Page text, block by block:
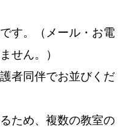
す。（メール・お電
せん。）
者同伴でお並びくだ
ため、複数の教室の